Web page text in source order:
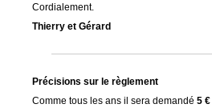
Cordialement.
Thierry et Gérard
Précisions sur le règlement
Comme tous les ans il sera demandé 5 €